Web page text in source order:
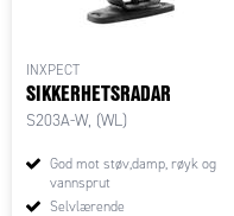
INXPECT
SIKKERHETSRADAR
S203A-W, (WL)
God mot støv,damp, røyk og
vannsprut
Selvlærende